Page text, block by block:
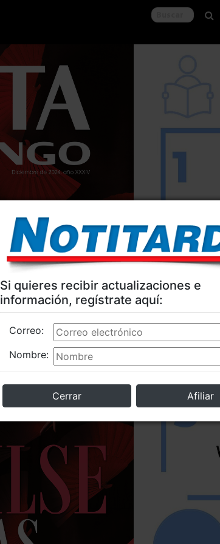
Si quieres recibir actualizaciones e
información, regístrate aquí:
Nombre:
Correo:
Cerrar Afiliar